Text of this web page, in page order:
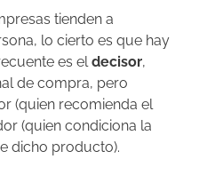
tienden a
lo cierto es que hay
es eldecisor,
de compra, pero
(quien recomienda el
(quien condiciona la
dicho producto).